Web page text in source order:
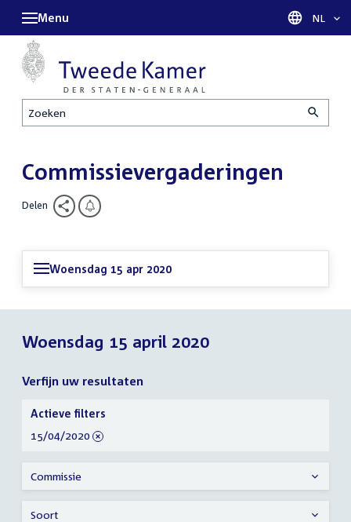
Zoeken
Menu Taal
NL
Commissievergaderingen
Delen
Woensdag 15 apr 2020
Woensdag 15 april 2020
Verfijn uw resultaten
Verfijn
uw
resultaten
Actieve filters
verwijder
15/04/2020
Commissie
Soort